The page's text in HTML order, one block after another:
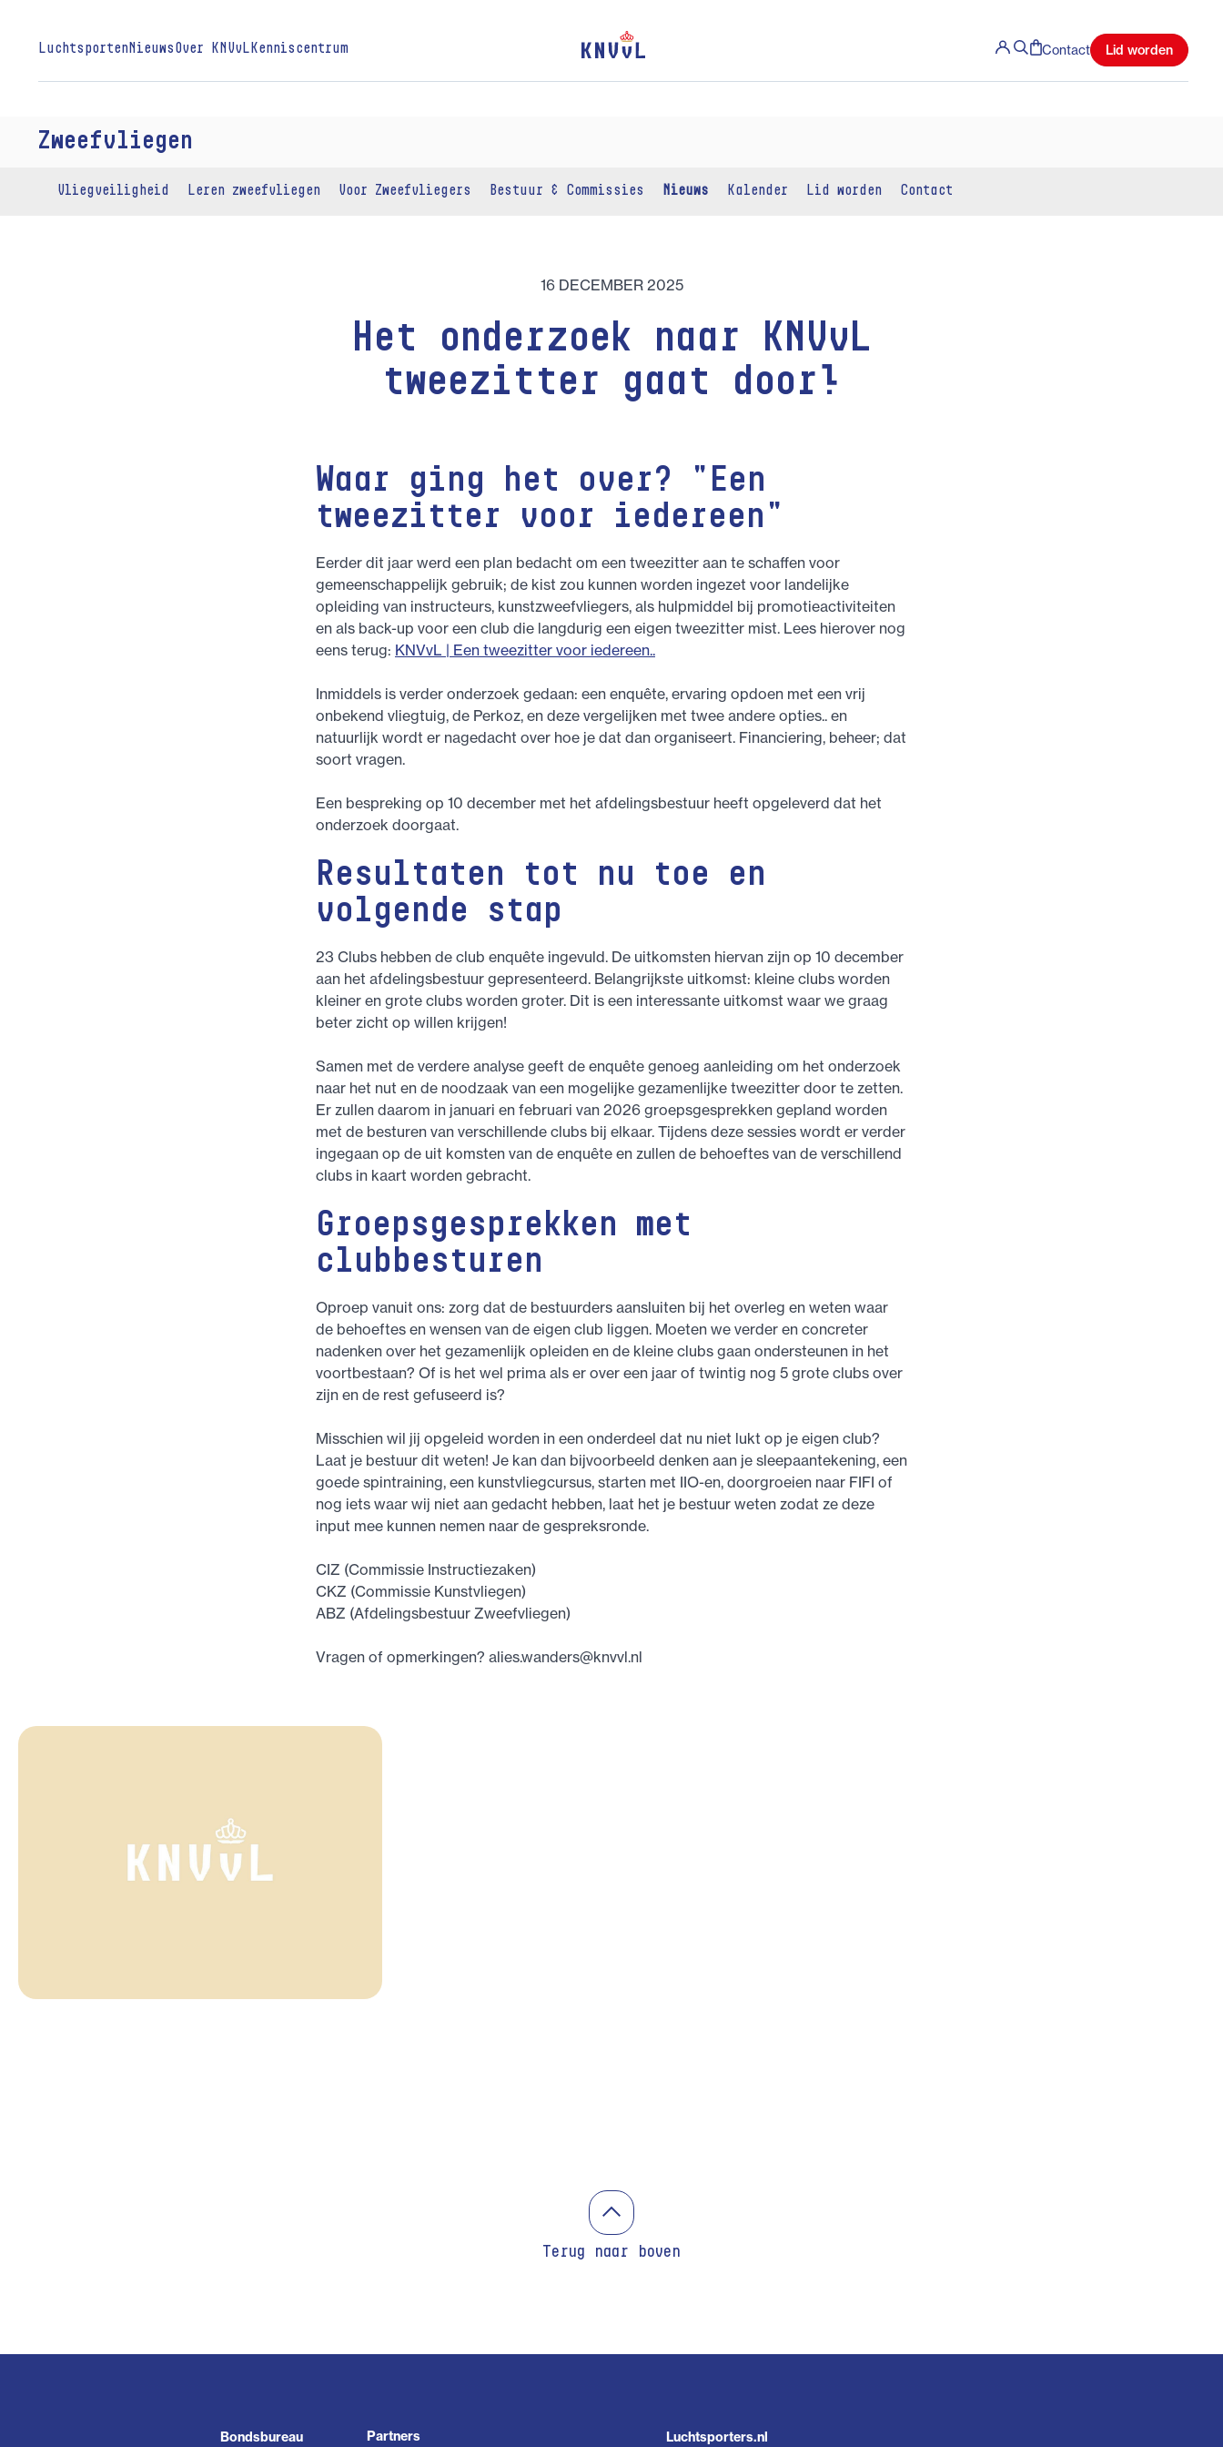
Luchtsporten Nieuws Over KNVvL Kenniscentrum Contact Lid worden
Zweefvliegen
Vliegveiligheid Leren zweefvliegen Voor Zweefvliegers Bestuur & Commissies Nieuws Kalender Lid worden Contact
16 DECEMBER 2025
Het onderzoek naar KNVvL
tweezitter gaat door!
Waar ging het over? "Een
tweezitter voor iedereen"
Eerder dit jaar werd een plan bedacht om een tweezitter aan te schaffen voor
gemeenschappelijk gebruik; de kist zou kunnen worden ingezet voor landelijke
opleiding van instructeurs, kunstzweefvliegers, als hulpmiddel bij promotieactiviteiten
en als back-up voor een club die langdurig een eigen tweezitter mist. Lees hierover nog
eens terug: KNVvL | Een tweezitter voor iedereen..
Inmiddels is verder onderzoek gedaan: een enquête, ervaring opdoen met een vrij
onbekend vliegtuig, de Perkoz, en deze vergelijken met twee andere opties.. en
natuurlijk wordt er nagedacht over hoe je dat dan organiseert. Financiering, beheer; dat
soort vragen.
Een bespreking op 10 december met het afdelingsbestuur heeft opgeleverd dat het
onderzoek doorgaat.
Resultaten tot nu toe en
volgende stap
23 Clubs hebben de club enquête ingevuld. De uitkomsten hiervan zijn op 10 december
aan het afdelingsbestuur gepresenteerd. Belangrijkste uitkomst: kleine clubs worden
kleiner en grote clubs worden groter. Dit is een interessante uitkomst waar we graag
beter zicht op willen krijgen!
Samen met de verdere analyse geeft de enquête genoeg aanleiding om het onderzoek
naar het nut en de noodzaak van een mogelijke gezamenlijke tweezitter door te zetten.
Er zullen daarom in januari en februari van 2026 groepsgesprekken gepland worden
met de besturen van verschillende clubs bij elkaar. Tijdens deze sessies wordt er verder
ingegaan op de uit komsten van de enquête en zullen de behoeftes van de verschillend
clubs in kaart worden gebracht.
Groepsgesprekken met
clubbesturen
Oproep vanuit ons: zorg dat de bestuurders aansluiten bij het overleg en weten waar
de behoeftes en wensen van de eigen club liggen. Moeten we verder en concreter
nadenken over het gezamenlijk opleiden en de kleine clubs gaan ondersteunen in het
voortbestaan? Of is het wel prima als er over een jaar of twintig nog 5 grote clubs over
zijn en de rest gefuseerd is?
Misschien wil jij opgeleid worden in een onderdeel dat nu niet lukt op je eigen club?
Laat je bestuur dit weten! Je kan dan bijvoorbeeld denken aan je sleepaantekening, een
goede spintraining, een kunstvliegcursus, starten met IIO-en, doorgroeien naar FIFI of
nog iets waar wij niet aan gedacht hebben, laat het je bestuur weten zodat ze deze
input mee kunnen nemen naar de gespreksronde.
CIZ (Commissie Instructiezaken)
CKZ (Commissie Kunstvliegen)
ABZ (Afdelingsbestuur Zweefvliegen)
Vragen of opmerkingen? alies.wanders@knvvl.nl
Terug naar boven
Bondsbureau Partners Luchtsporters.nl